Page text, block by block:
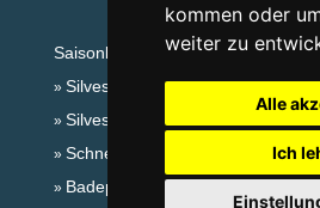
kommen oder
weiter zu
Alle
Ich
Saisonlinks:
Silvester Adlergebirge
Silvester im Gebirge 2025/26
Schneehöhen
Badeplätze